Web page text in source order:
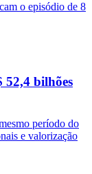
o episódio de 8
52,4 bilhões
período do
e valorização